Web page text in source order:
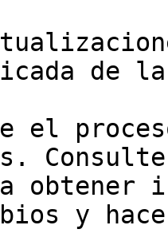
de la
el
obtener
y